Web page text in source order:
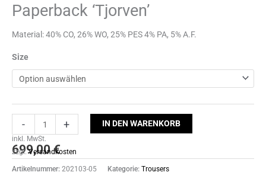
Paperback ‘Tjorven’
Material: 40% CO, 26% WO, 25% PES 4% PA, 5% A.F.
Size
- + IN DEN WARENKORB
699,00€
Artikelnummer: 202103-05 Kategorie: Trousers
inkl. MwSt.
zzgl.Versandkosten